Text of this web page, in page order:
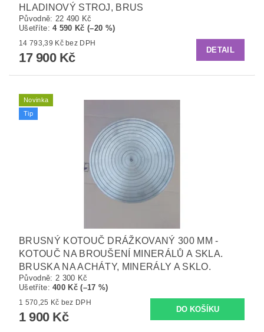
HLADINOVÝ STROJ, BRUS
Původně: 22 490 Kč
Ušetříte:4 590 Kč (–20 %)
14 793,39 Kč bez DPH
17 900 Kč
DETAIL
Novinka
Tip
BRUSNÝ KOTOUČ DRÁŽKOVANÝ 300 MM -
KOTOUČ NA BROUŠENÍ MINERÁLŮ A SKLA.
BRUSKA NA ACHÁTY, MINERÁLY A SKLO.
Původně: 2 300 Kč
Ušetříte:400 Kč (–17 %)
1 570,25 Kč bez DPH
1 900 Kč